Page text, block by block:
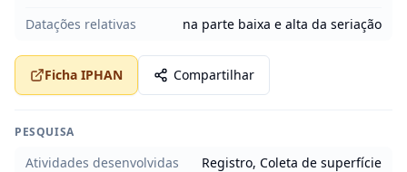
Datações relativas
na parte baixa e alta da seriação
Ficha IPHAN Compartilhar
PESQUISA
Atividades desenvolvidas Registro, Coleta de superfície